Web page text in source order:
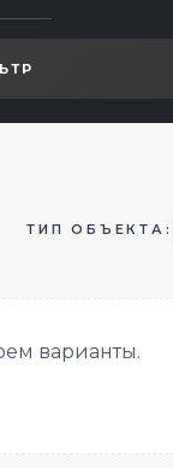
ТИП ОБЪЕКТА:
варианты.